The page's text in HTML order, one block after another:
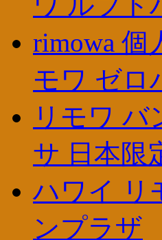
rimowa 個
モワ ゼロ
リモワ
サ 日本限
ハワイ リ
ンプラザ